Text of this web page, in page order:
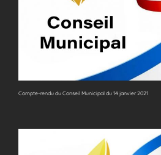
Compte-rendu du Conseil Municipal du 14 janvier 2021